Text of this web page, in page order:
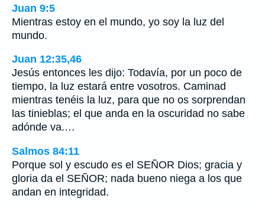
Juan 9:5
Mientras estoy en el mundo, yo soy la luz del
mundo.
Juan 12:35,46
Jesús entonces les dijo: Todavía, por un poco de
tiempo, la luz estará entre vosotros. Caminad
mientras tenéis la luz, para que no os sorprendan
las tinieblas; el que anda en la oscuridad no sabe
adónde va.…
Salmos 84:11
Porque sol y escudo es el SEÑOR Dios; gracia y
gloria da el SEÑOR; nada bueno niega a los que
andan en integridad.